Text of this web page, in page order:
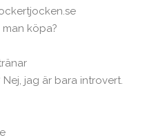
köpa?
jag är bara introvert.